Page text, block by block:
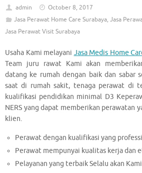
admin
October 8, 2017
Jasa Perawat Home Care Surabaya, Jasa
Jasa Perawat Visit Surabaya
Usaha Kami melayani Jasa Medis Home
Team juru rawat Kami akan
datang ke rumah dengan baik dan sabar
saat di rumah sakit, tenaga perawat di
kualifikasi pendidikan minimal D3
NERS yang dapat memberikan perawatan
klien.
Perawat dengan kualifikasi yang
Perawat mempunyai kualitas kerja dan
Pelayanan yang terbaik Selalu akan